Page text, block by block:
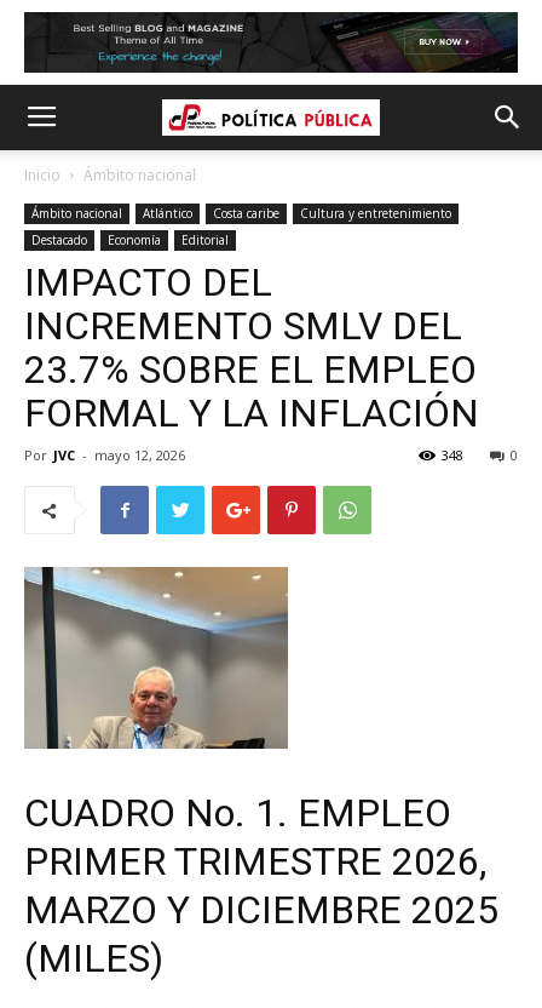
Inicio Ámbito nacional
Ámbito nacional Atlántico Costa caribe
Cultura y entretenimiento
Destacado
Economía Editorial
IMPACTO DEL
INCREMENTO SMLV DEL
23.7% SOBRE EL EMPLEO
FORMAL Y LA INFLACIÓN
Por JVC - mayo 12, 2026 0
348
CUADRO No. 1. EMPLEO
PRIMER TRIMESTRE 2026,
MARZO Y DICIEMBRE 2025
(MILES)